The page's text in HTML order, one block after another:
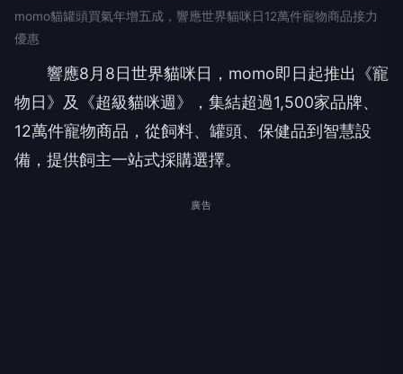
momo貓罐頭買氣年增五成，響應世界貓咪日12萬件寵物商品接力
優惠
響應8月8日世界貓咪日，momo即日起推出《寵
物日》及《超級貓咪週》，集結超過1,500家品牌、
12萬件寵物商品，從飼料、罐頭、保健品到智慧設
備，提供飼主一站式採購選擇。
廣告